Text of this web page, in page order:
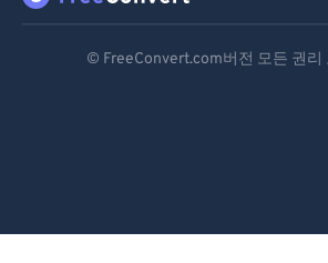
© FreeConvert.com버전 모든 권